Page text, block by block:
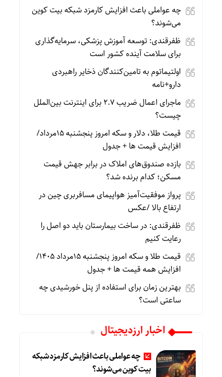
چه عواملی باعث افزایش کارمزد شبکه بیت کوین
می‌شوند؟
ظفرقندی: توسعه آموزش پزشکی، سرمایه‌گذاری
برای سلامت آینده کشور است
اولتیماتوم به تامین‌کنندگان ذخایر راهبردی
دارو+نامه
ماجرای اعمال ضریب ۲.۷ برای اینترنت بین‌الملل
چیست؟
قیمت طلا، دلار و سکه امروز پنجشنبه 15مرداد/
افزایش قیمت ها + جدول
بازده صندوق‌های املاک در برابر جهش قیمت
مسکن؛ کدام برنده شد؟
پرواز موفقیت‌آمیز هواپیمای مسافربری چین در
ارتفاع بالا /عکس
ظفرقندی: در ساخت بیمارستان باید دو اصل را
رعایت کنیم
قیمت طلا و سکه امروز پنجشنبه 15مرداد 1405/
افزایش همه قیمت ها + جدول
بهترین زمان برای استفاده از پنل خورشیدی چه
ساعتی است؟
اخبار ارزدیجیتال
چه عواملی باعث افزایش کارمزد شبکه
بیت کوین می‌شوند؟